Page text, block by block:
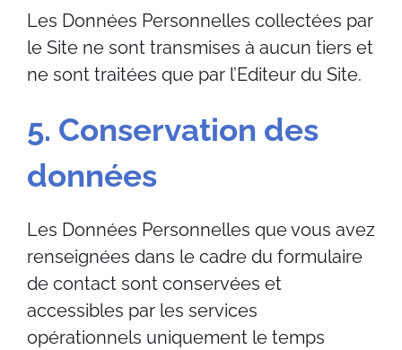
Les Données Personnelles collectées par
le Site ne sont transmises à aucun tiers et
ne sont traitées que par l’Editeur du Site.
5. Conservation des
données
Les Données Personnelles que vous avez
renseignées dans le cadre du formulaire
de contact sont conservées et
accessibles par les services
opérationnels uniquement le temps